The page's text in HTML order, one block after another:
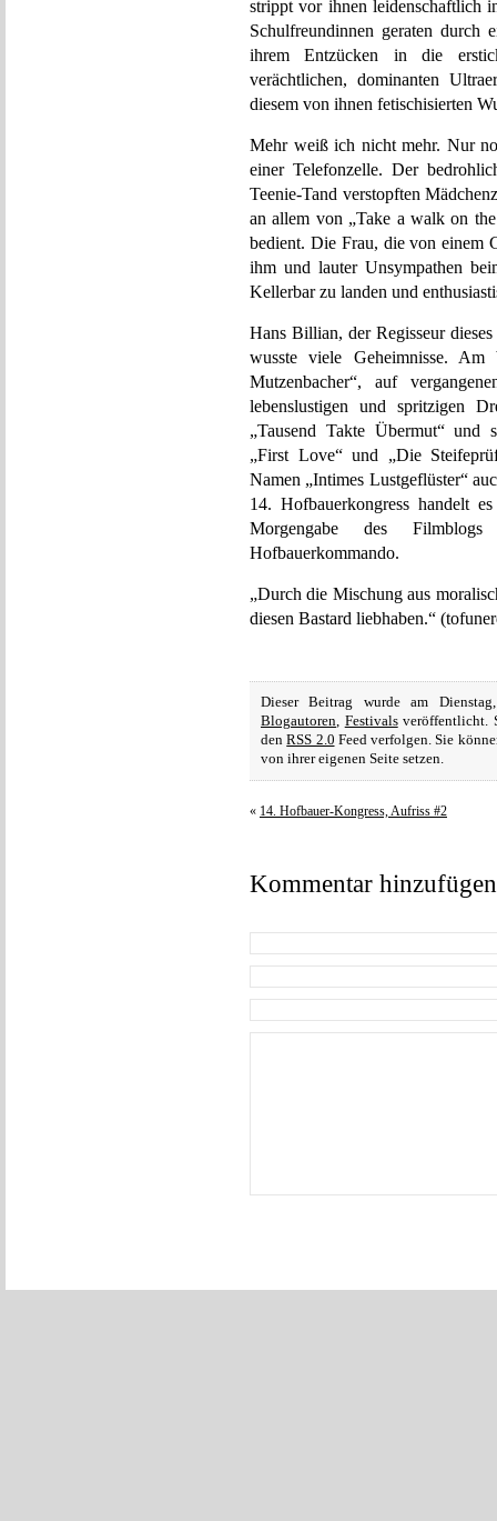
strippt vor ihnen leidenschaftlich
Schulfreundinnen geraten durch
ihrem Entzücken in die
verächtlichen, dominanten
diesem von ihnen fetischisierten
Mehr weiß ich nicht mehr. Nur
einer Telefonzelle. Der
Teenie-Tand verstopften
an allem von „Take a walk on
bedient. Die Frau, die von einem
ihm und lauter Unsympathen
Kellerbar zu landen und
Hans Billian, der Regisseur
wusste viele Geheimnisse. Am
Mutzenbacher“, auf
lebenslustigen und spritzigen
„Tausend Takte Übermut“ und
„First Love“ und „Die
Namen „Intimes Lustgeflüster“
14. Hofbauerkongress handelt
Morgengabe des
Hofbauerkommando.
„Durch die Mischung aus
diesen Bastard liebhaben.“
Dieser Beitrag wurde am
Blogautoren, Festivalsveröffentlicht.
denRSS 2.0 Feed verfolgen. Sie
von ihrer eigenen Seite setzen.
« 14. Hofbauer-Kongress, Aufriss #2
Kommentar hinzufügen